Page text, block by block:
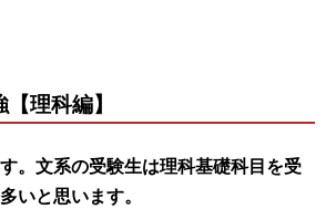
理科編】
。文系の受験生は理科基礎科目を受
いと思います。